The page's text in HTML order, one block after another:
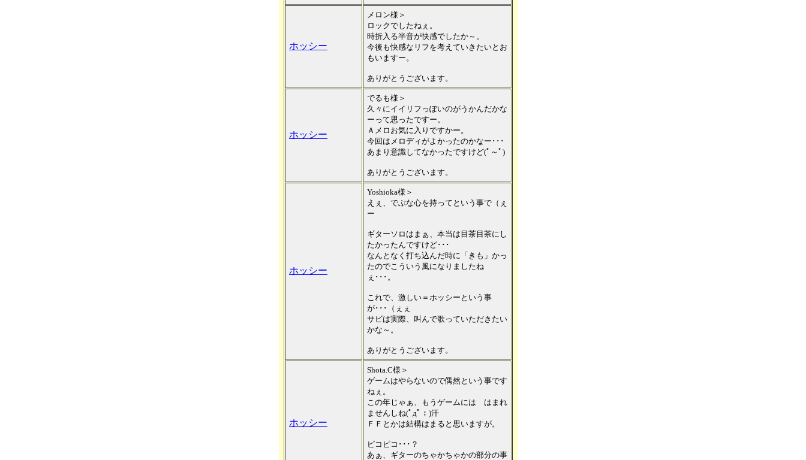
ホッシー
メロン様＞
ロックでしたねぇ。
時折入る半音が快感でしたか～。
今後も快感なリフを考えていきたいとお
もいますー。
ありがとうございます。
ホッシー
でるも様＞
久々にイイリフっぽいのがうかんだかな
ーって思ったですー。
Ａメロお気に入りですかー。
今回はメロディがよかったのかなー･･･
あまり意識してなかったですけど(ﾟ～ﾟ)
ありがとうございます。
ホッシー
Yoshioka様＞
えぇ、でぶな心を持ってという事で（ぇ
ー
ギターソロはまぁ、本当は目茶目茶にし
たかったんですけど･･･
なんとなく打ち込んだ時に「きも」かっ
たのでこういう風になりましたね
ぇ･･･。
これで、激しい＝ホッシーという事
が･･･（ぇぇ
サビは実際、叫んで歌っていただきたい
かな～。
ありがとうございます。
ホッシー
Shota.C様＞
ゲームはやらないので偶然という事です
ねぇ。
この年じゃぁ、もうゲームには はまれ
ませんしね(ﾟдﾟ；)汗
ＦＦとかは結構はまると思いますが。
ピコピコ･･･？
あぁ、ギターのちゃかちゃかの部分の事